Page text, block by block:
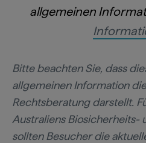
allgemeinen
Bitte beachten Sie, dass
allgemeinen Information
Rechtsberatung darstellt.
Australiens Biosicherheits-
sollten Besucher die